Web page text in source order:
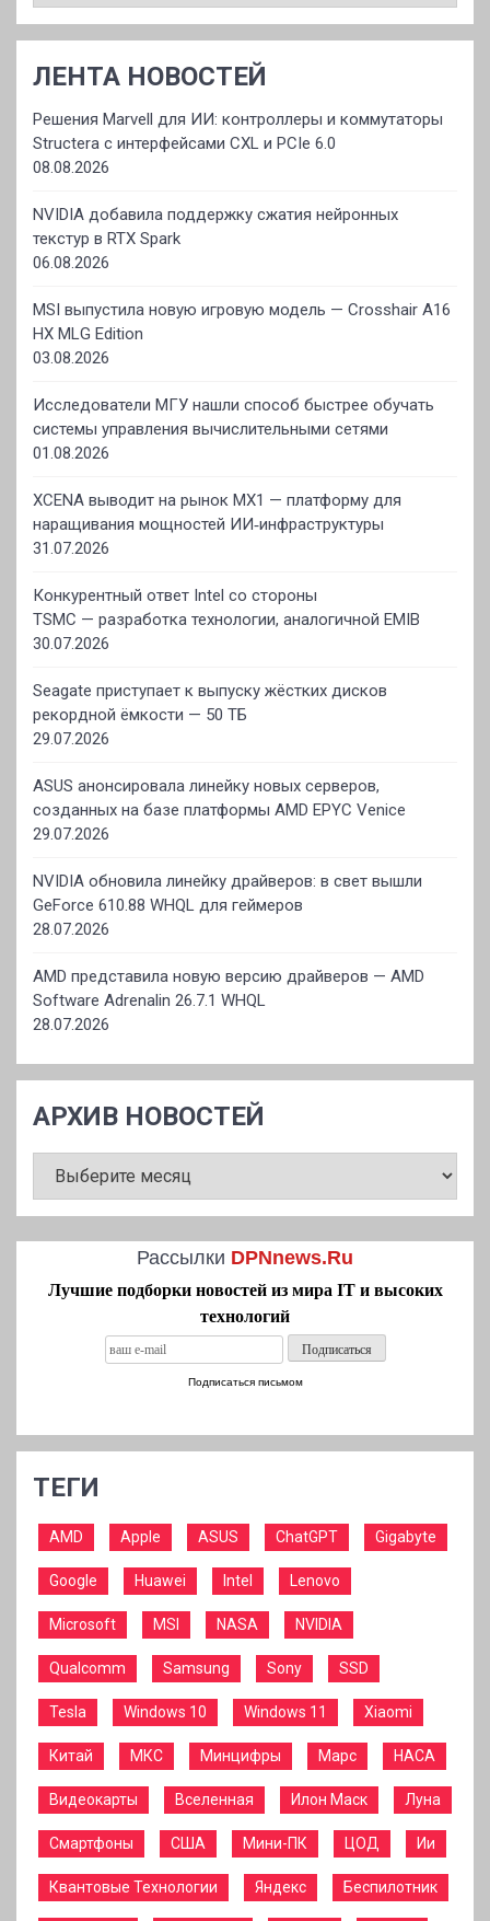
ЛЕНТА НОВОСТЕЙ
Решения Marvell для ИИ: контроллеры и коммутаторы
Structera с интерфейсами CXL и PCIe 6.0
08.08.2026
NVIDIA добавила поддержку сжатия нейронных
текстур в RTX Spark
06.08.2026
MSI выпустила новую игровую модель — Crosshair A16
HX MLG Edition
03.08.2026
Исследователи МГУ нашли способ быстрее обучать
системы управления вычислительными сетями
01.08.2026
XCENA выводит на рынок MX1 — платформу для
наращивания мощностей ИИ‑инфраструктуры
31.07.2026
Конкурентный ответ Intel со стороны
TSMC — разработка технологии, аналогичной EMIB
30.07.2026
Seagate приступает к выпуску жёстких дисков
рекордной ёмкости — 50 ТБ
29.07.2026
ASUS анонсировала линейку новых серверов,
созданных на базе платформы AMD EPYC Venice
29.07.2026
NVIDIA обновила линейку драйверов: в свет вышли
GeForce 610.88 WHQL для геймеров
28.07.2026
AMD представила новую версию драйверов — AMD
Software Adrenalin 26.7.1 WHQL
28.07.2026
АРХИВ НОВОСТЕЙ
НОВОСТЕЙ
Рассылки DPNnews.Ru
Лучшие подборки новостей из мира IT и высоких
технологий
Подписаться письмом
ТЕГИ
AMD Apple ASUS ChatGPT Gigabyte
Google Huawei Intel Lenovo
Microsoft MSI NASA NVIDIA
Qualcomm Samsung Sony SSD
Tesla Windows 10 Windows 11 Xiaomi
Китай МКС Минцифры Марс НАСА
Видеокарты Вселенная Илон Маск Луна
Смартфоны США Мини-ПК ЦОД Ии
Квантовые Технологии Яндекс Беспилотник